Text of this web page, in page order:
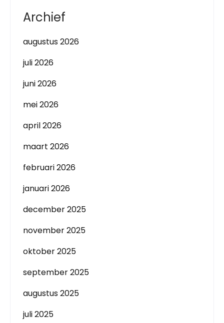
Archief
augustus 2026
juli 2026
juni 2026
mei 2026
april 2026
maart 2026
februari 2026
januari 2026
december 2025
november 2025
oktober 2025
september 2025
augustus 2025
juli 2025